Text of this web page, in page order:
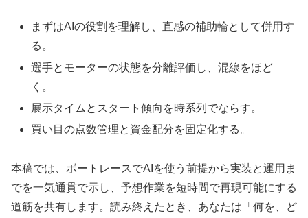
まずはAIの役割を理解し、直感の補助輪として併用す
る。
選手とモーターの状態を分離評価し、混線をほど
く。
展示タイムとスタート傾向を時系列でならす。
買い目の点数管理と資金配分を固定化する。
本稿では、ボートレースでAIを使う前提から実装と運用ま
でを一気通貫で示し、予想作業を短時間で再現可能にする
道筋を共有します。読み終えたとき、あなたは「何を、ど